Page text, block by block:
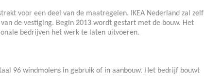
voor een deel van de maatregelen. IKEA Nederland zal zelf
de vestiging. Begin 2013 wordt gestart met de bouw. Het
bedrijven het werk te laten uitvoeren.
96 windmolens in gebruik of in aanbouw. Het bedrijf bouwt